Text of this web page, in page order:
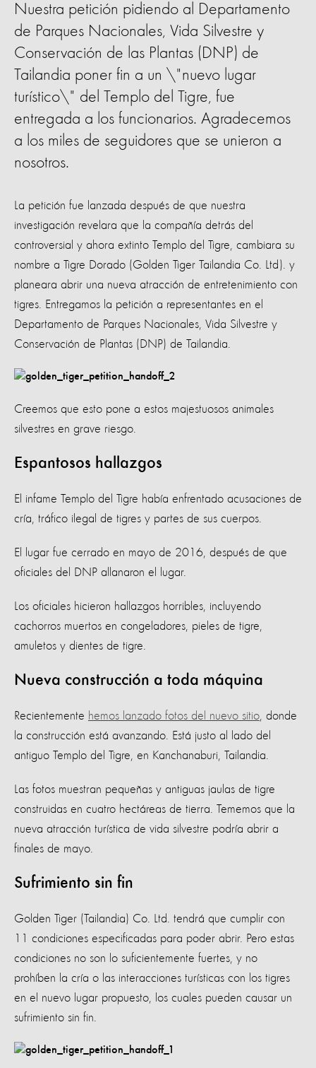
Nuestra petición pidiendo al Departamento
de Parques Nacionales, Vida Silvestre y
Conservación de las Plantas (DNP) de
Tailandia poner fin a un \"nuevo lugar
turístico\" del Templo del Tigre, fue
entregada a los funcionarios. Agradecemos
a los miles de seguidores que se unieron a
nosotros.
La petición fue lanzada después de que nuestra
investigación revelara que la compañía detrás del
controversial y ahora extinto Templo del Tigre, cambiara su
nombre a Tigre Dorado (Golden Tiger Tailandia Co. Ltd). y
planeara abrir una nueva atracción de entretenimiento con
tigres. Entregamos la petición a representantes en el
Departamento de Parques Nacionales, Vida Silvestre y
Conservación de Plantas (DNP) de Tailandia.
Creemos que esto pone a estos majestuosos animales
silvestres en grave riesgo.
Espantosos hallazgos
El infame Templo del Tigre había enfrentado acusaciones de
cría, tráfico ilegal de tigres y partes de sus cuerpos.
El lugar fue cerrado en mayo de 2016, después de que
oficiales del DNP allanaron el lugar.
Los oficiales hicieron hallazgos horribles, incluyendo
cachorros muertos en congeladores, pieles de tigre,
amuletos y dientes de tigre.
Nueva construcción a toda máquina
Recientemente hemos lanzado fotos del nuevo sitio , donde
la construcción está avanzando. Está justo al lado del
antiguo Templo del Tigre, en Kanchanaburi, Tailandia.
Las fotos muestran pequeñas y antiguas jaulas de tigre
construidas en cuatro hectáreas de tierra. Tememos que la
nueva atracción turística de vida silvestre podría abrir a
finales de mayo.
Sufrimiento sin fin
Golden Tiger (Tailandia) Co. Ltd. tendrá que cumplir con
11 condiciones especificadas para poder abrir. Pero estas
condiciones no son lo suficientemente fuertes, y no
prohíben la cría o las interacciones turísticas con los tigres
en el nuevo lugar propuesto, los cuales pueden causar un
sufrimiento sin fin.